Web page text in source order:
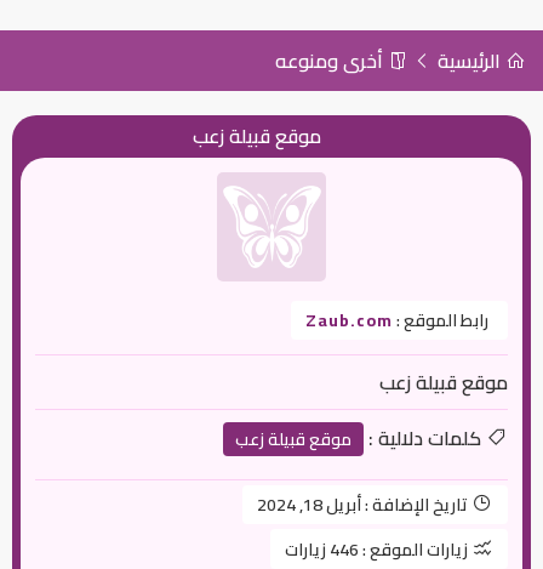
الرئيسية أخرى ومنوعه
موقع قبيلة زعب
رابط الموقع :Zaub.com
موقع قبيلة زعب
كلمات دلالية :
موقع قبيلة زعب
تاريخ الإضافة :أبريل 18, 2024
زيارات الموقع :446 زيارات